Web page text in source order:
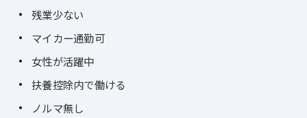
残業少ない
マイカー通勤可
女性が活躍中
扶養控除内で働ける
ノルマ無し